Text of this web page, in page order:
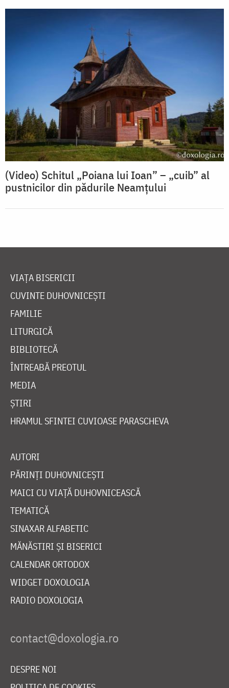
(Video) Schitul „Poiana lui Ioan” – „cuib” al
pustnicilor din pădurile Neamțului
VIAȚA BISERICII
CUVINTE DUHOVNICEȘTI
FAMILIE
LITURGICĂ
BIBLIOTECĂ
ÎNTREABĂ PREOTUL
MEDIA
ȘTIRI
HRAMUL SFINTEI CUVIOASE PARASCHEVA
AUTORI
PĂRINȚI DUHOVNICEȘTI
MAICI CU VIAȚĂ DUHOVNICEASCĂ
TEMATICĂ
SINAXAR ALFABETIC
MĂNĂSTIRI ȘI BISERICI
CALENDAR ORTODOX
WIDGET DOXOLOGIA
RADIO DOXOLOGIA
DESPRE NOI